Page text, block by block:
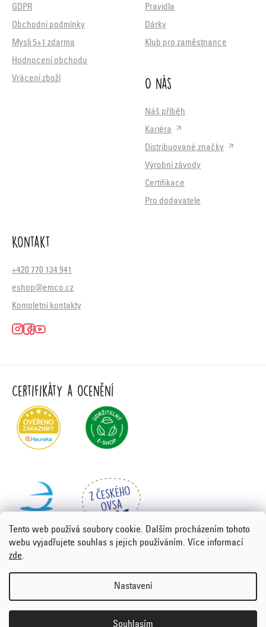
Tento web používá soubory cookie. Dalším procházením tohoto
webu vyjadřujete souhlas s jejich používáním. Více informací
zde.
Nastavení
Souhlasím
GDPR
Obchodní podmínky
Mysli 5+1 zdarma
Hodnocení obchodu
Vrácení zboží
Pravidla
Dárky
Klub pro zaměstnance
O nás
Náš příběh
Kariéra
Distribuované značky
Výrobní závody
Certifikace
Pro dodavatele
Kontakt
+420 770 134 941
eshop@emco.cz
Kompletní kontakty
Certifikáty a ocenění
Vytvořil Shoptet Premium
nastavení cookies